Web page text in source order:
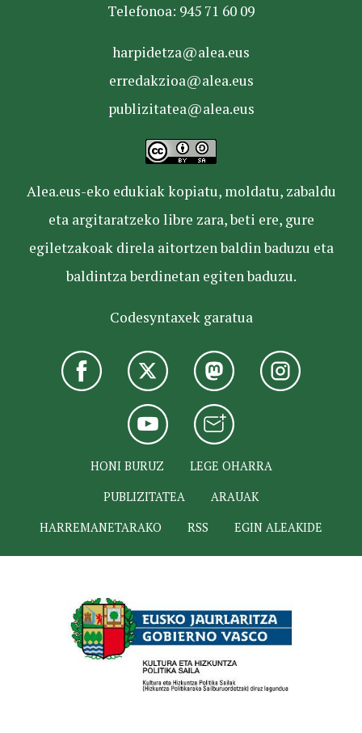
Telefonoa: 945 71 60 09
harpidetza@alea.eus
erredakzioa@alea.eus
publizitatea@alea.eus
Alea.eus-eko edukiak kopiatu, moldatu, zabaldu
eta argitaratzeko libre zara, beti ere, gure
egiletzakoak direla aitortzen baldin baduzu eta
baldintza berdinetan egiten baduzu.
Codesyntaxek garatua
HONI BURUZ
LEGE OHARRA
PUBLIZITATEA
ARAUAK
HARREMANETARAKO
RSS EGIN ALEAKIDE